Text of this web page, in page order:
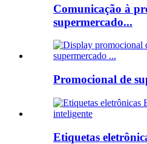
Comunicação à
supermercado...
Promocional de
Etiquetas